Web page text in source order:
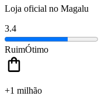
Loja oficial no Magalu
3.4
RuimÓtimo
+1 milhão